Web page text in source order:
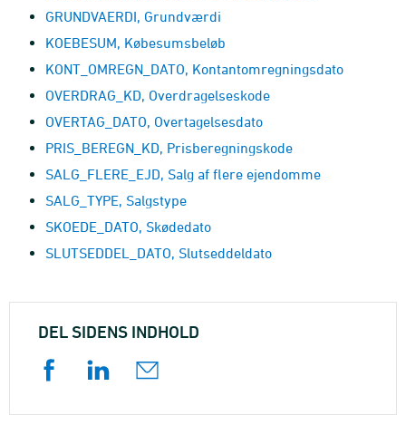
GRUNDVAERDI, Grundværdi
KOEBESUM, Købesumsbeløb
KONT_OMREGN_DATO, Kontantomregningsdato
OVERDRAG_KD, Overdragelseskode
OVERTAG_DATO, Overtagelsesdato
PRIS_BEREGN_KD, Prisberegningskode
SALG_FLERE_EJD, Salg af flere ejendomme
SALG_TYPE, Salgstype
SKOEDE_DATO, Skødedato
SLUTSEDDEL_DATO, Slutseddeldato
DEL SIDENS INDHOLD